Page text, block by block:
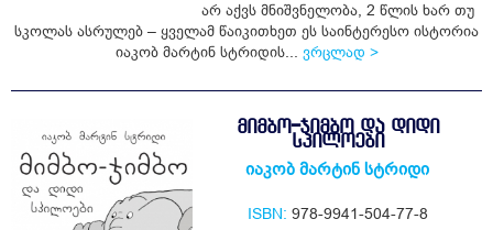
არ აქვს მნიშვნელობა, 2 წლის ხარ თუ
სკოლას ასრულებ – ყველამ წაიკითხეთ ეს საინტერესო ისტორია
იაკობ მარტინ სტრიდის... ვრცლად >
ᲛᲘᲛᲑᲝ-ᲯᲘᲛᲑᲝ ᲓᲐ ᲓᲘᲓᲘ
ᲡᲞᲘᲚᲝᲔᲑᲘ
იაკობ მარტინ სტრიდი
ISBN: 978-9941-504-77-8